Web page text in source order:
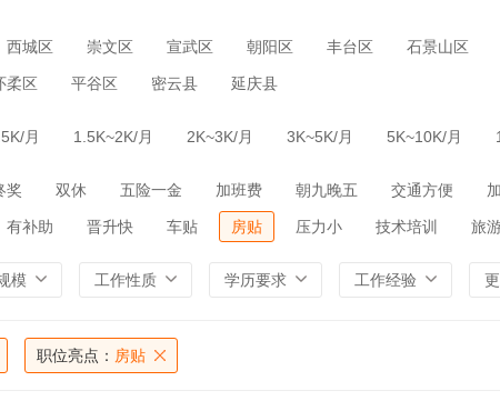
西城区 崇文区 宣武区 朝阳区 丰台区 石景山区
柔区 平谷区 密云县 延庆县
月 1.5K~2K/月 2K~3K/月 3K~5K/月 5K~10K/月
奖 双休 五险一金 加班费 朝九晚五 交通方便
有补助 晋升快 车贴 房贴 压力小 技术培训 旅
模 工作性质 学历要求 工作经验
职位亮点： 房贴